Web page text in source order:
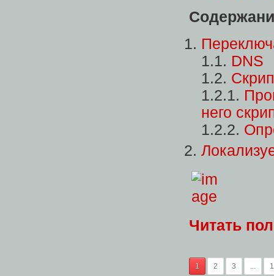
1.1. DNS
1.2.
1.2.1.
него
1.2.2.
Читать
1 2 3 ...